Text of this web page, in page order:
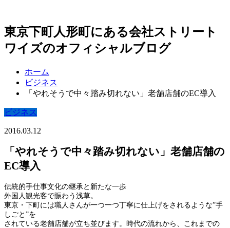
東京下町人形町にある会社ストリート
ワイズのオフィシャルブログ
ホーム
ビジネス
「やれそうで中々踏み切れない」老舗店舗のEC導入
ビジネス
2016.03.12
「やれそうで中々踏み切れない」老舗店舗の
EC導入
伝統的手仕事文化の継承と新たな一歩
外国人観光客で賑わう浅草。
東京・下町には職人さんが一つ一つ丁寧に仕上げをされるような”手
しごと”を
されている老舗店舗が立ち並びます。時代の流れから、これまでの